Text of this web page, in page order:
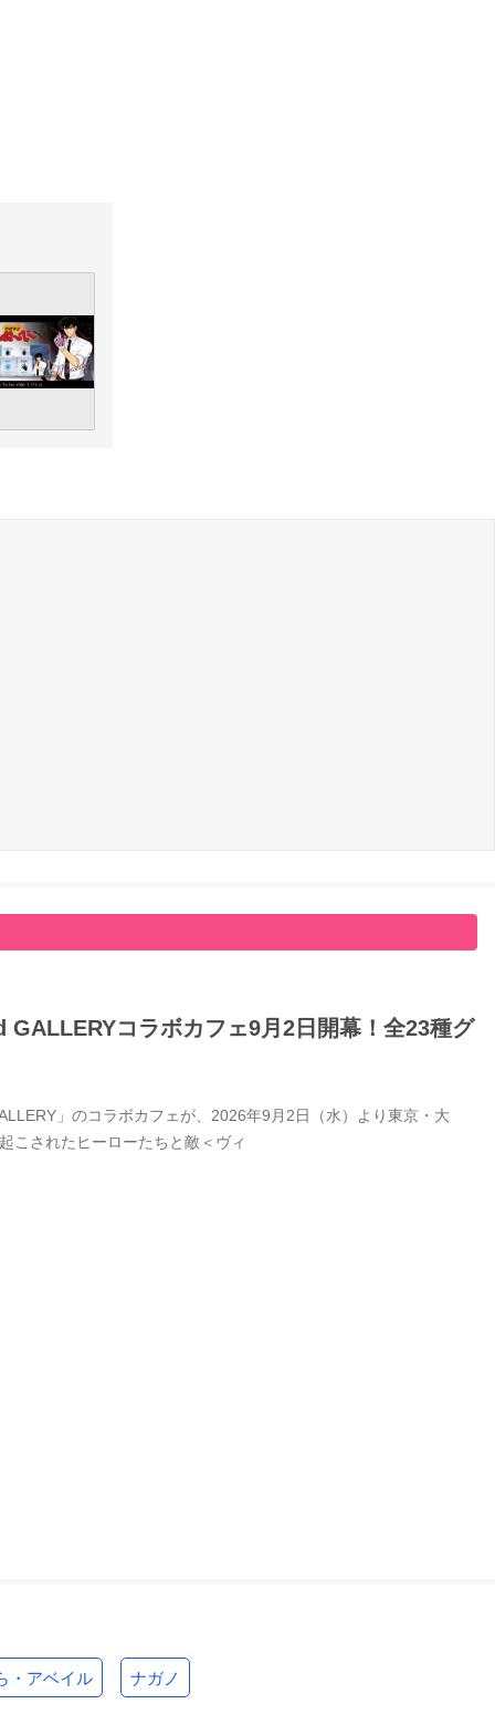
コラボカフェ9月2日開幕！全23種グ
」のコラボカフェが、2026年9月2日（水）より東京・大
こされたヒーローたちと敵＜ヴィ
・アベイル ナガノ